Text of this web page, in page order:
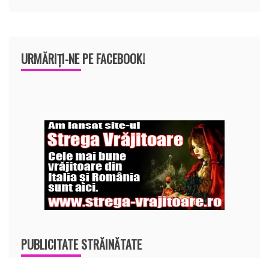
URMĂRIȚI-NE PE FACEBOOK!
PUBLICITATE STRĂINĂTATE